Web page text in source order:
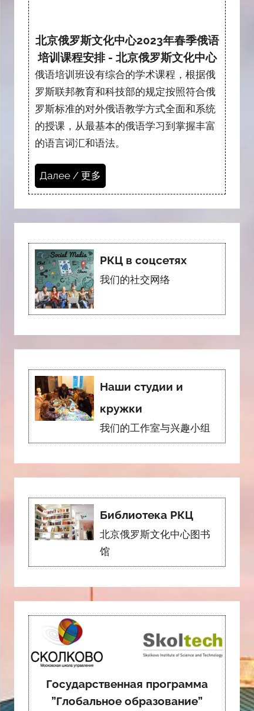
北京俄罗斯文化中心2023年春季俄语
培训课程安排 - 北京俄罗斯文化中心
俄语培训班设有综合的学术课程，根据俄
罗斯联邦教育和科技部的规定按照符合俄
罗斯标准的对外俄语教学方式全面和系统
的授课，从最基本的俄语学习到掌握丰富
的语言词汇和语法。
Далее / 更多
РКЦ в соцсетях
我们的社交网络
Наши студии и
кружки
我们的工作室与兴趣小组
Библиотека РКЦ
北京俄罗斯文化中心图书
馆
Государственная программа
”Глобальное образование”